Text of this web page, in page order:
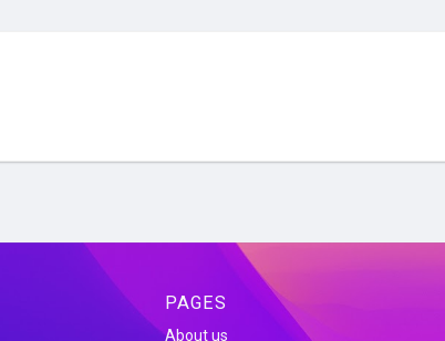
PAGES
About us